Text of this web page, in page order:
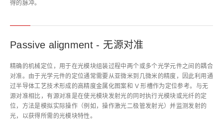
得的脉冲。
Passive alignment - 无源对准
精确的机械定位，用于在光模块组装过程中两个或多个光学元件之间的耦合
对准。由于光学元件的定位通常需要从亚微米到几微米的精度，因此利用通
过半导体工艺技术形成的高精度金属化图案和 V 形槽作为定位参考。与无
源对准相比，有源对准是在使光模块发射光的同时执行光模块或光纤的定
位，方法是模拟实际操作（例如，操作激光二极管发射光）并监测发射的
光，以获得所需的光模块特性。